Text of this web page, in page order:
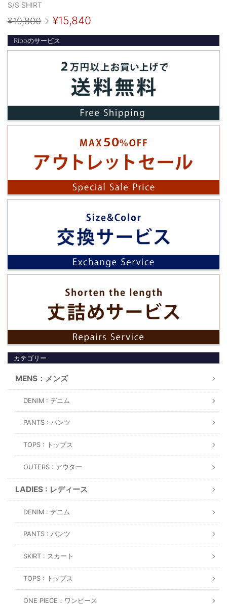
S/S SHIRT
¥19,800→ ¥15,840
Ripoのサービス
カテゴリー
MENS：メンズ
DENIM : デニム
PANTS : パンツ
TOPS : トップス
OUTERS : アウター
LADIES : レディース
DENIM : デニム
PANTS : パンツ
SKIRT : スカート
TOPS : トップス
ONE PIECE：ワンピース